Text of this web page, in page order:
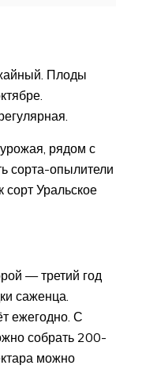
Плоды
рядом с
сорта-опылители
сорт Уральское
— третий год
саженца.
ежегодно. С
собрать 200-
можно